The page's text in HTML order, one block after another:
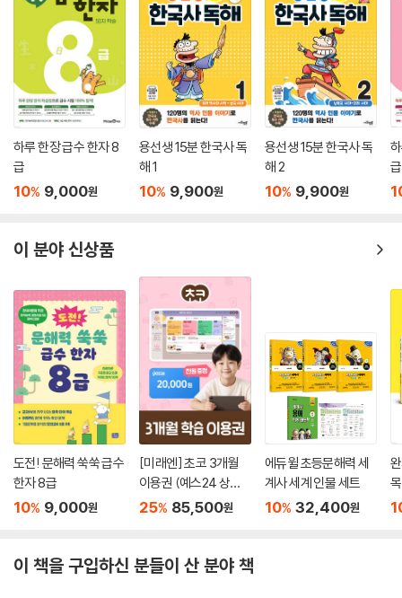
하루 한장 급수 한자 8
급
10% 9,000원
용선생 15분 한국사 독
해 1
10% 9,900원
용선생 15분 한국사 독
해 2
10% 9,900원
급
이 분야 신상품
도전! 문해력 쑥쑥 급수
한자 8급
10% 9,000원
[미래엔] 초코 3개월
이용권 (예스24 상품
권 증정)
25% 85,500원
에듀윌 초등문해력 세
계사 세계 인물 세트
10% 32,400원
이 책을 구입하신 분들이 산 분야 책